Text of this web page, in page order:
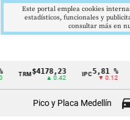
Cintillo
TRM$4178,23
▲ 0.42
5,81 %
▼ 0.12
Pico y Placa Medellín
Este portal emplea cookies
estadísticos, funcionales y
consultar más en